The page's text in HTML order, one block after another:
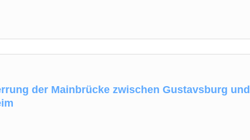
der Mainbrücke zwischen Gustavsburg und